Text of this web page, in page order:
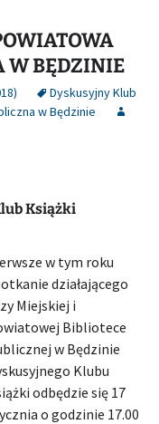
W BĘDZINIE
Dyskusyjny Klub
w Będzinie
Książki
w tym roku
działającego
Miejskiej i
Bibliotece
w Będzinie
Klubu
odbędzie się 17
o godzinie 17.00